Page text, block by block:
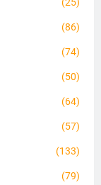
(86)
(74)
(50)
(64)
(57)
(133)
(79)